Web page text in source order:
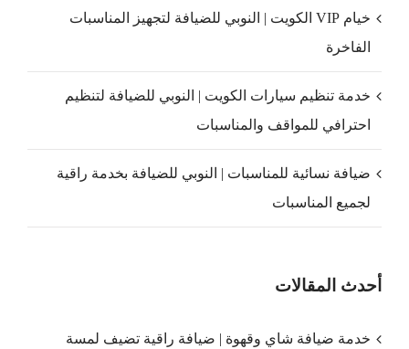
خيام VIP الكويت | النوبي للضيافة لتجهيز المناسبات
الفاخرة
خدمة تنظيم سيارات الكويت | النوبي للضيافة لتنظيم
احترافي للمواقف والمناسبات
ضيافة نسائية للمناسبات | النوبي للضيافة بخدمة راقية
لجميع المناسبات
أحدث المقالات
خدمة ضيافة شاي وقهوة | ضيافة راقية تضيف لمسة